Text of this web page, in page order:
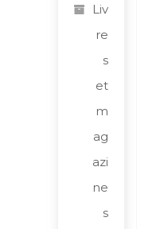
Liv
re
s
et
m
ag
azi
ne
s